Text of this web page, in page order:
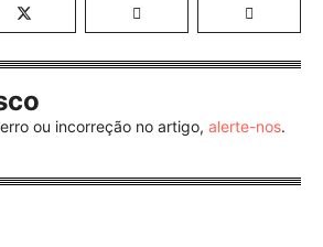
ou incorreção no artigo, alerte-nos.